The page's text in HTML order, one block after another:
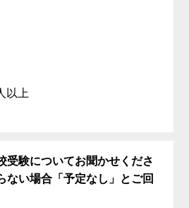
以上
受験についてお聞かせくださ
ない場合「予定なし」とご回